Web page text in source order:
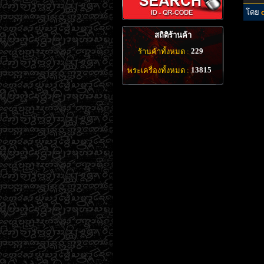
สถิติร้านค้า
ร้านค้าทั้งหมด : 229
พระเครื่องทั้งหมด : 13815
โดย